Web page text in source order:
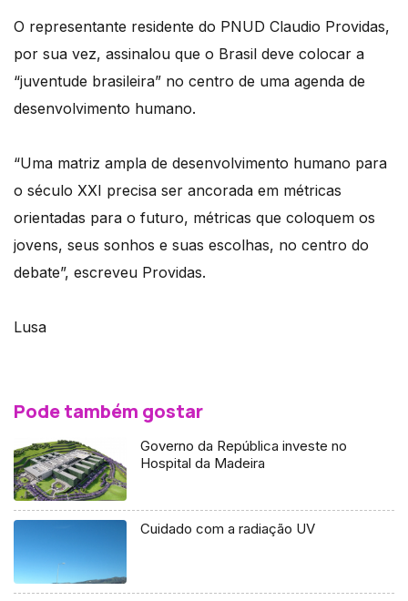
O representante residente do PNUD Claudio Providas,
por sua vez, assinalou que o Brasil deve colocar a
“juventude brasileira” no centro de uma agenda de
desenvolvimento humano.
“Uma matriz ampla de desenvolvimento humano para
o século XXI precisa ser ancorada em métricas
orientadas para o futuro, métricas que coloquem os
jovens, seus sonhos e suas escolhas, no centro do
debate”, escreveu Providas.
Lusa
Pode também gostar
Governo da República investe no
Hospital da Madeira
Cuidado com a radiação UV